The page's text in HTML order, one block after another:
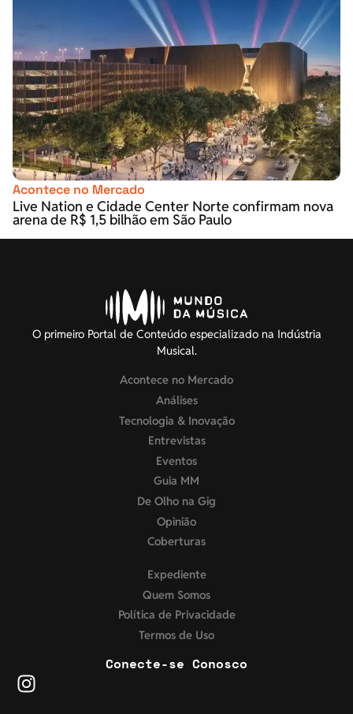
Acontece no Mercado
Live Nation e Cidade Center Norte confirmam nova
arena de R$ 1,5 bilhão em São Paulo
O primeiro Portal de Conteúdo especializado na Indústria
Musical.
Acontece no Mercado
Análises
Tecnologia & Inovação
Entrevistas
Eventos
Guia MM
De Olho na Gig
Opinião
Coberturas
Expediente
Quem Somos
Política de Privacidade
Termos de Uso
Conecte-se Conosco